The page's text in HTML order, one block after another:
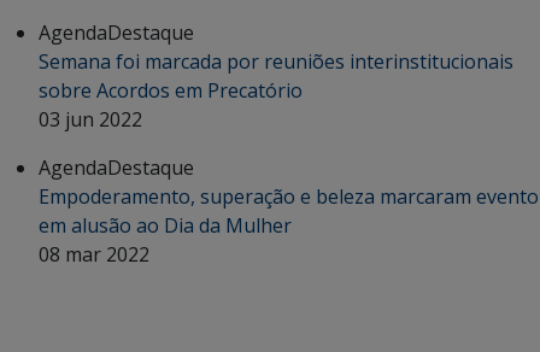
AgendaDestaque
Semana foi marcada por reuniões interinstitucionais
sobre Acordos em Precatório
03 jun 2022
AgendaDestaque
Empoderamento, superação e beleza marcaram evento
em alusão ao Dia da Mulher
08 mar 2022